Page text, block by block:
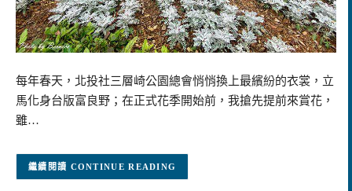
每年春天，北投社三層崎公園總會悄悄換上最繽紛的衣裳，立
馬化身台版富良野；在正式花季開始前，我搶先提前來賞花，
雖…
CONTINUE READING